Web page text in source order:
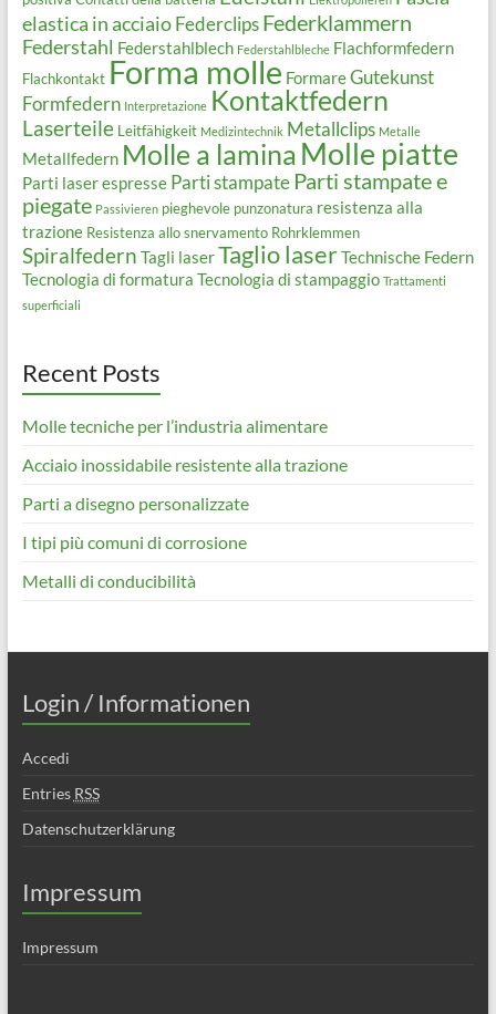
elastica in acciaio Federclips Federklammern
Federstahl Federstahlblech Federstahlbleche Flachformfedern
Flachkontakt Forma molle FormareGutekunst
Formfedern Interpretazione Kontaktfedern
Laserteile Leitfähigkeit Medizintechnik Metallclips Metalle
Metallfedern Molle a lamina Molle piatte
Parti laser espresse Parti stampate Parti stampate e
piegate Passivieren pieghevole punzonatura resistenza alla
trazione Resistenza allo snervamento Rohrklemmen
Spiralfedern Tagli laserTaglio laserTechnische Federn
Tecnologia di formatura Tecnologia di stampaggio Trattamenti
superficiali
Recent Posts
Molle tecniche per l’industria alimentare
Acciaio inossidabile resistente alla trazione
Parti a disegno personalizzate
I tipi più comuni di corrosione
Metalli di conducibilità
Login / Informationen
Accedi
Entries RSS
Datenschutzerklärung
Impressum
Impressum